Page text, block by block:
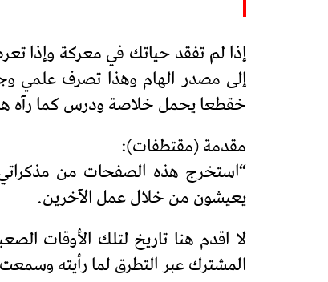
إذا لم تفقد حياتك في معركة وإذا
إلى مصدر الهام وهذا تصرف علمي
خقطعا يحمل خلاصة ودرس كما رآه
مقدمة (مقتطفات):
“استخرج هذه الصفحات من
يعيشون من خلال عمل الآخرين.
لا اقدم هنا تاريخ لتلك الأوقات
المشترك عبر التطرق لما رأيته